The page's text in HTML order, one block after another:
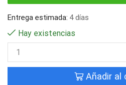
Entrega estimada: 4 días
Hay existencias
Añadir al